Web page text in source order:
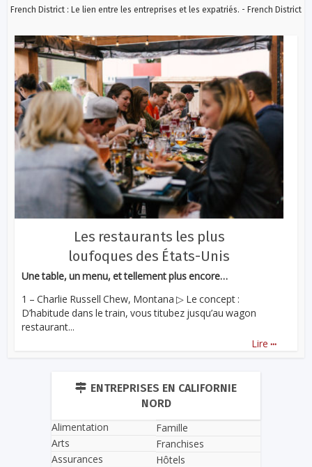
French District : Le lien entre les entreprises et les expatriés. - French District
Les restaurants les plus
loufoques des États-Unis
Une table, un menu, et tellement plus encore…
1 – Charlie Russell Chew, Montana ▷ Le concept :
D’habitude dans le train, vous titubez jusqu’au wagon
restaurant...
Lire ...
ENTREPRISES EN CALIFORNIE
NORD
Alimentation
Arts
Assurances
Famille
Franchises
Hôtels